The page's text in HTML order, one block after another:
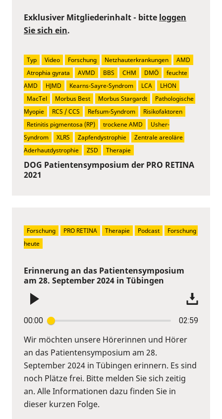
DOG Patientensymposium der PRO RETINA
2021
Exklusiver Mitgliederinhalt - bitte loggen
Sie sich ein.
Typ Video Forschung Netzhauterkrankungen
AMD
Atrophia gyrata
AVMD BBS CHM DMÖ
feuchte
AMD
HJMD Kearns-Sayre-Syndrom LCA
LHON
MacTel
Morbus Best Morbus Stargardt
Pathologische
Myopie
RCS / CCS Refsum-Syndrom
Risikofaktoren
Retinitis pigmentosa (RP)
trockene AMD
Usher-
Syndrom
XLRS Zapfendystrophie
Zentrale areoläre
Aderhautdystrophie
ZSD Therapie
Erinnerung an das Patientensymposium
am 28. September 2024 in Tübingen
00:00 02:59
Wir möchten unsere Hörerinnen und Hörer
an das Patientensymposium am 28.
September 2024 in Tübingen erinnern. Es sind
noch Plätze frei. Bitte melden Sie sich zeitig
an. Alle Informationen dazu finden Sie in
dieser kurzen Folge.
Forschung PRO RETINA Therapie Podcast
Forschung
heute